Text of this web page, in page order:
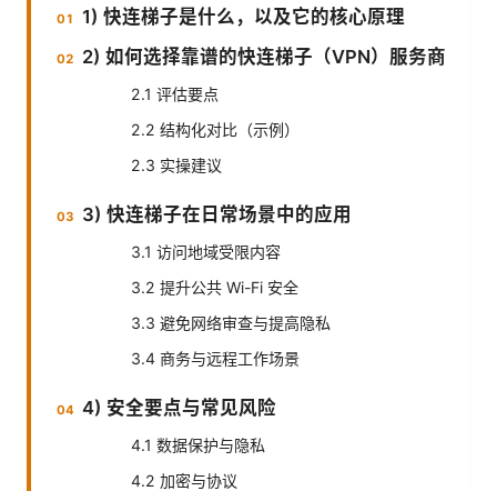
1) 快连梯子是什么，以及它的核心原理
2) 如何选择靠谱的快连梯子（VPN）服务商
2.1 评估要点
2.2 结构化对比（示例）
2.3 实操建议
3) 快连梯子在日常场景中的应用
3.1 访问地域受限内容
3.2 提升公共 Wi-Fi 安全
3.3 避免网络审查与提高隐私
3.4 商务与远程工作场景
4) 安全要点与常见风险
4.1 数据保护与隐私
4.2 加密与协议